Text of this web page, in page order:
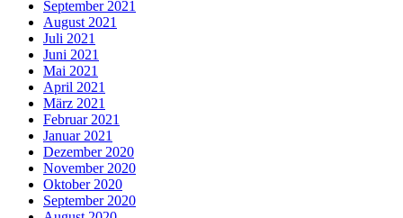
September 2021
August 2021
Juli 2021
Juni 2021
Mai 2021
April 2021
März 2021
Februar 2021
Januar 2021
Dezember 2020
November 2020
Oktober 2020
September 2020